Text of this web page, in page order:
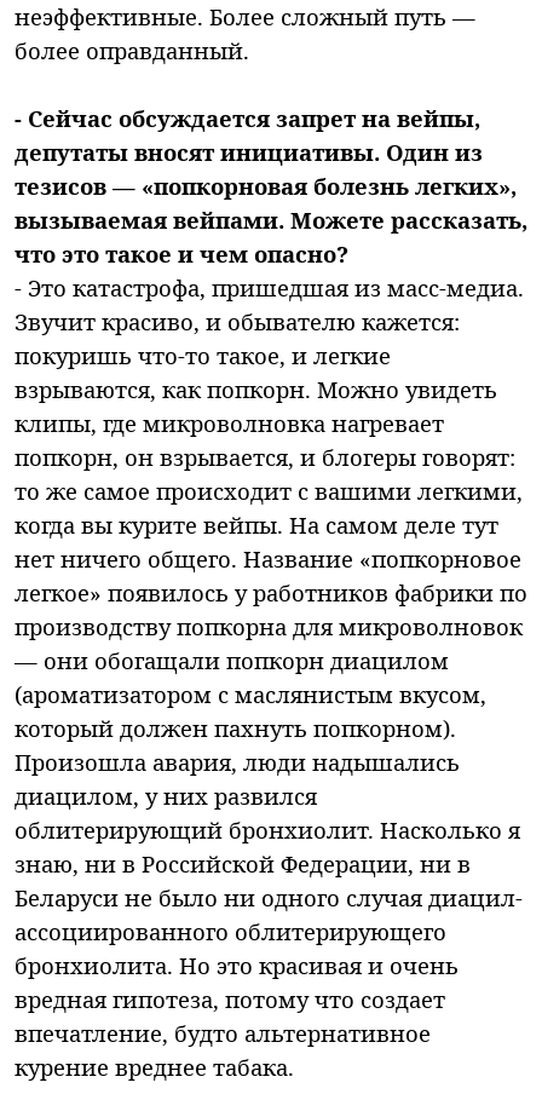
неэффективные. Более сложный путь —
более оправданный.
- Сейчас обсуждается запрет на вейпы,
депутаты вносят инициативы. Один из
тезисов — «попкорновая болезнь легких»,
вызываемая вейпами. Можете рассказать,
что это такое и чем опасно?
- Это катастрофа, пришедшая из масс-медиа.
Звучит красиво, и обывателю кажется:
покуришь что-то такое, и легкие
взрываются, как попкорн. Можно увидеть
клипы, где микроволновка нагревает
попкорн, он взрывается, и блогеры говорят:
то же самое происходит с вашими легкими,
когда вы курите вейпы. На самом деле тут
нет ничего общего. Название «попкорновое
легкое» появилось у работников фабрики по
производству попкорна для микроволновок
— они обогащали попкорн диацилом
(ароматизатором с маслянистым вкусом,
который должен пахнуть попкорном).
Произошла авария, люди надышались
диацилом, у них развился
облитерирующий бронхиолит. Насколько я
знаю, ни в Российской Федерации, ни в
Беларуси не было ни одного случая диацил-
ассоциированного облитерирующего
бронхиолита. Но это красивая и очень
вредная гипотеза, потому что создает
впечатление, будто альтернативное
курение вреднее табака.